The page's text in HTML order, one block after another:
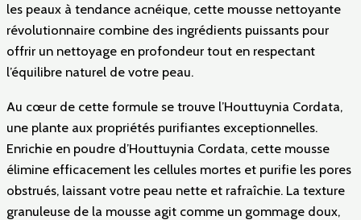
les peaux à tendance acnéique, cette mousse nettoyante
révolutionnaire combine des ingrédients puissants pour
offrir un nettoyage en profondeur tout en respectant
l’équilibre naturel de votre peau.
Au cœur de cette formule se trouve l’Houttuynia Cordata,
une plante aux propriétés purifiantes exceptionnelles.
Enrichie en poudre d’Houttuynia Cordata, cette mousse
élimine efficacement les cellules mortes et purifie les pores
obstrués, laissant votre peau nette et rafraîchie. La texture
granuleuse de la mousse agit comme un gommage doux,